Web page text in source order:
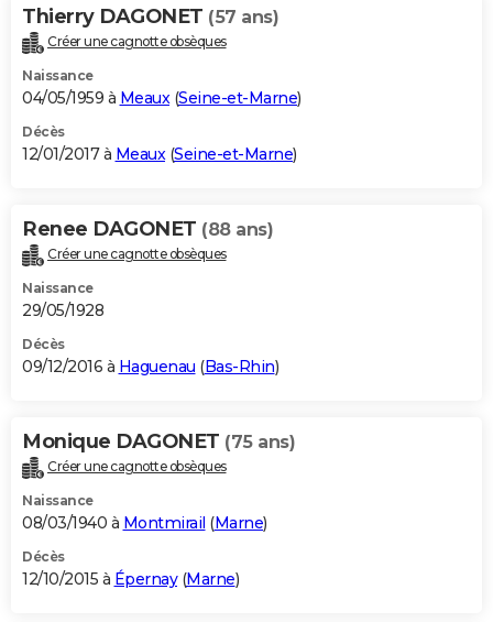
Thierry DAGONET (57 ans)
Créer une cagnotte obsèques
Naissance
04/05/1959 à Meaux(Seine-et-Marne)
Décès
12/01/2017 à Meaux(Seine-et-Marne)
Renee DAGONET (88 ans)
Créer une cagnotte obsèques
Naissance
29/05/1928
Décès
09/12/2016 à Haguenau (Bas-Rhin)
Monique DAGONET (75 ans)
Créer une cagnotte obsèques
Naissance
08/03/1940 à Montmirail (Marne)
Décès
12/10/2015 à Épernay(Marne)